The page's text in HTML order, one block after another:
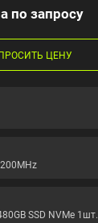
по запросу
ЦЕНУ
SSD NVMe 1шт.